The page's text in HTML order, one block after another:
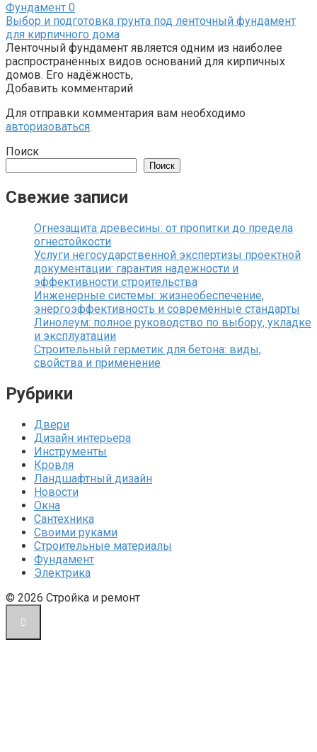
Фундамент 0
Выбор и подготовка грунта под ленточный фундамент
для кирпичного дома
Ленточный фундамент является одним из наиболее
распространённых видов оснований для кирпичных
домов. Его надёжность,
Добавить комментарий
Для отправки комментария вам необходимо
авторизоваться.
Поиск
Поиск
Свежие записи
Огнезащита древесины: от пропитки до предела
огнестойкости
Услуги негосударственной экспертизы проектной
документации: гарантия надежности и
эффективности строительства
Инженерные системы: жизнеобеспечение,
энергоэффективность и современные стандарты
Линолеум: полное руководство по выбору, укладке
и эксплуатации
Строительный герметик для бетона: виды,
свойства и применение
Рубрики
Двери
Дизайн интерьера
Инструменты
Кровля
Ландшафтный дизайн
Новости
Окна
Сантехника
Своими руками
Строительные материалы
Фундамент
Электрика
© 2026 Стройка и ремонт